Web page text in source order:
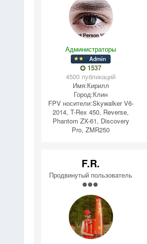
Администраторы
1537
4500 публикаций
Имя:Кирилл
Город:Клин
FPV носители:Skywalker V6-
2014, T-Rex 450, Reverse,
Phantom ZX-61, Discovery
Pro, ZMR250
F.R.
Продвинутый пользователь